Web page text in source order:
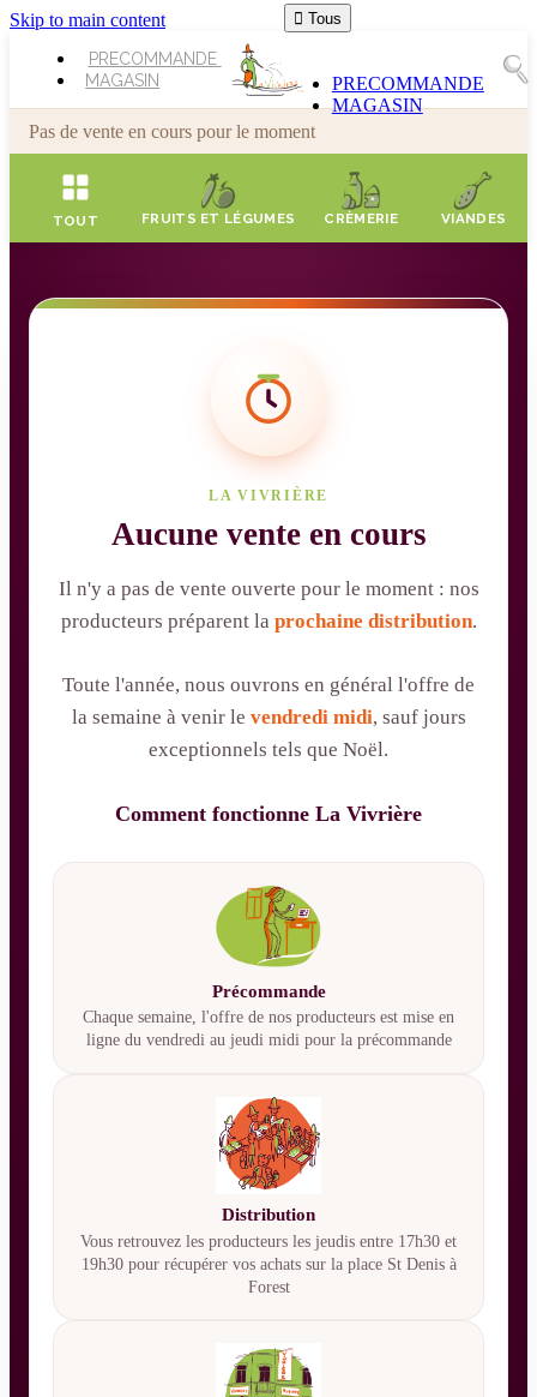
Skip to main content
PRECOMMANDE
MAGASIN
 Tous
PRECOMMANDE
MAGASIN
Pas de vente en cours pour le moment
TOUT FRUITS ET LÉGUMES CRÈMERIE VIANDES
LA VIVRIÈRE
Aucune vente en cours
Il n'y a pas de vente ouverte pour le moment : nos
producteurs préparent la prochaine distribution.
Toute l'année, nous ouvrons en général l'offre de
la semaine à venir le vendredi midi, sauf jours
exceptionnels tels que Noël.
Comment fonctionne La Vivrière
Précommande
Chaque semaine, l'offre de nos producteurs est mise en
ligne du vendredi au jeudi midi pour la précommande
Distribution
Vous retrouvez les producteurs les jeudis entre 17h30 et
19h30 pour récupérer vos achats sur la place St Denis à
Forest